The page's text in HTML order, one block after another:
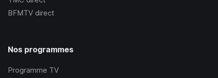
BFMTV direct
Nos programmes
Programme TV